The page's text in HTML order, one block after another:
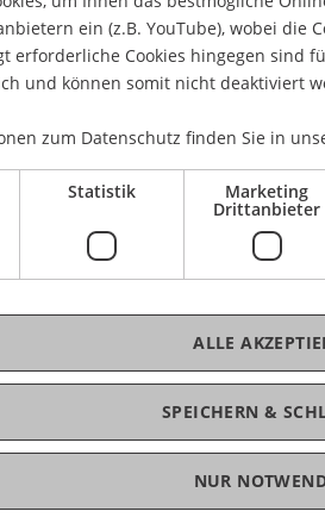
Management
of Science in
und Dozierenden. Smalltalk mit
Wirtschaftswissenschaften.
Maturanden,
sich direkt vor Ort ein Bild
Damit die künftigen
Campus gewinnen, halten
ein (z.B. YouTube), wobei die
erforderliche Cookies hingegen sind
und können somit nicht deaktiviert
zum Datenschutz finden Sie in
Statistik Marketing
Drittanbieter
SPEICHERN &
ALLE
NUR